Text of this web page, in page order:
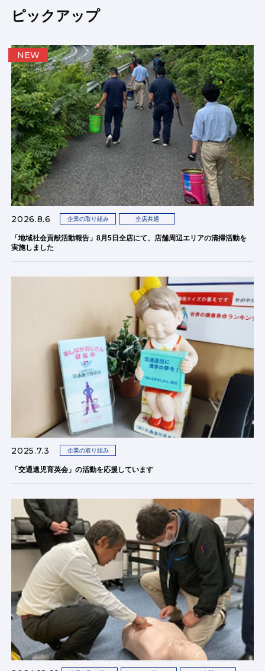
ピックアップ
2026.8.6 企業の取り組み 全店共通
「地域社会貢献活動報告」8月5日全店にて、店舗周辺エリアの清掃活動を
実施しました
NEW
2025.7.3 企業の取り組み
「交通遺児育英会」の活動を応援しています